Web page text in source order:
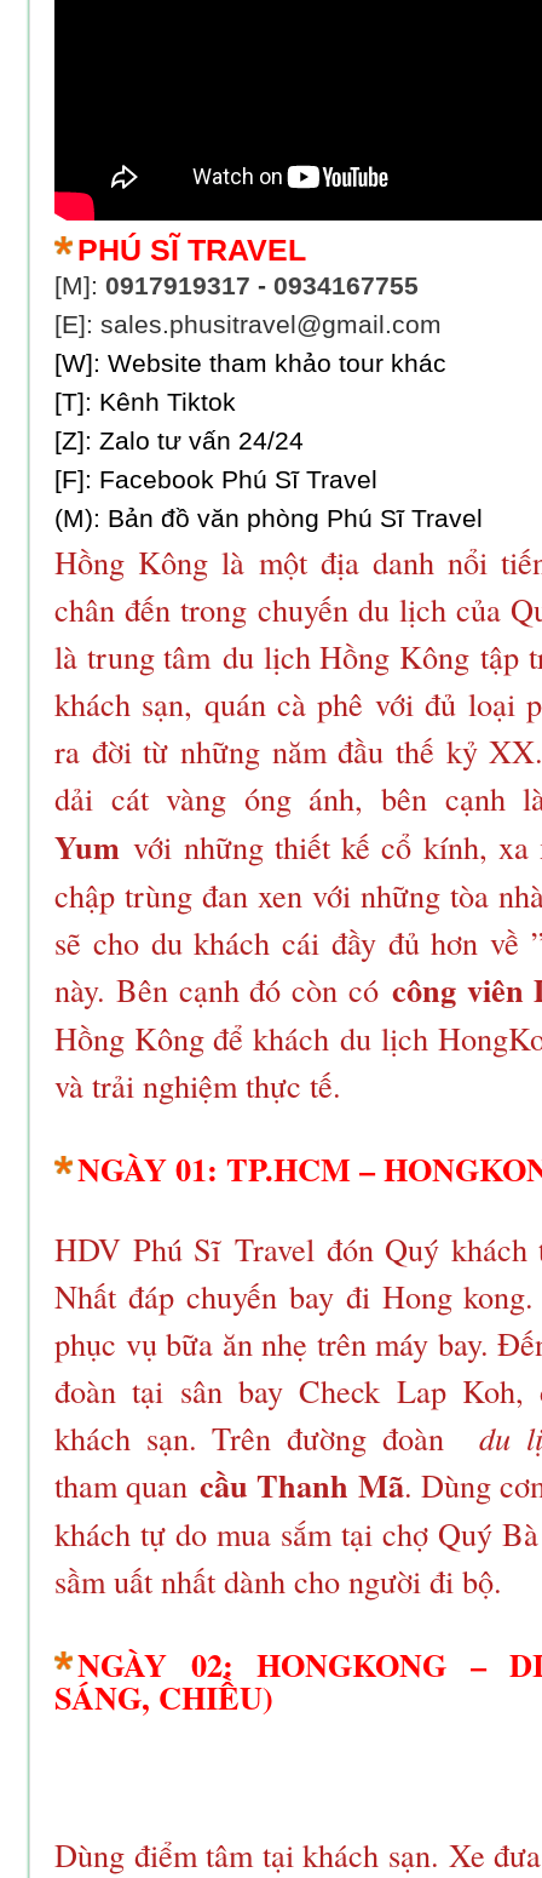
PHÚ SĨ TRAVEL
[M]: 0917919317 - 0934167755
[E]: sales.phusitravel@gmail.com
[W]: Website tham khảo tour khác
[T]: Kênh Tiktok
[Z]: Zalo tư vấn 24/24
[F]: Facebook Phú Sĩ Travel
(M): Bản đồ văn phòng Phú Sĩ Travel
Hồng Kông là một địa danh nổi
chân đến trong chuyến du lịch của
là trung tâm du lịch Hồng Kông tập
khách sạn, quán cà phê với đủ loại
ra đời từ những năm đầu thế kỷ
dải cát vàng óng ánh, bên cạnh
Yum với những thiết kế cổ kính,
chập trùng đan xen với những tòa
sẽ cho du khách cái đầy đủ hơn về
này. Bên cạnh đó còn có công viên
Hồng Kông để khách du lịch
và trải nghiệm thực tế.
NGÀY 01: TP.HCM –
HDV Phú Sĩ Travel đón Quý khách
Nhất đáp chuyến bay đi Hong kong
phục vụ bữa ăn nhẹ trên máy bay.
đoàn tại sân bay Check Lap
khách sạn. Trên đường đoàn du
tham quan cầu Thanh Mã. Dùng
khách tự do mua sắm tại chợ Quý
sầm uất nhất dành cho người đi bộ.
NGÀY 02: HONGKONG –
SÁNG, CHIỀU)
Dùng điểm tâm tại khách sạn. Xe